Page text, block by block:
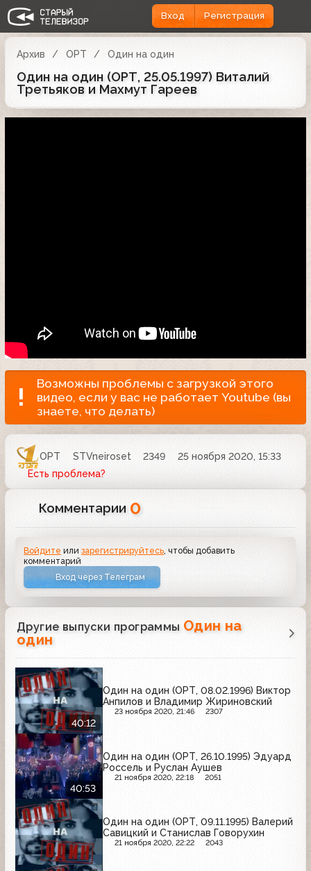
Вход Регистрация
Архив ОРТ Один на один
Один на один (ОРТ, 25.05.1997) Виталий
Третьяков и Махмут Гареев
Возможны проблемы с загрузкой этого
видео, если у вас не работает Youtube (вы
знаете, что делать)
ОРТ STVneiroset 2349
25 ноября 2020, 15:33
Есть проблема?
Комментарии 0
Войдите илизарегистрируйтесь , чтобы добавить
комментарий
Вход через Телеграм
Другие выпуски программы Один на
один
40:12
Один на один (ОРТ, 08.02.1996) Виктор
Анпилов и Владимир Жириновский
23 ноября 2020, 21:46 2307
40:53
Один на один (ОРТ, 26.10.1995) Эдуард
Россель и Руслан Аушев
21 ноября 2020, 22:18 2051
Один на один (ОРТ, 09.11.1995) Валерий
Савицкий и Станислав Говорухин
21 ноября 2020, 22:22 2043